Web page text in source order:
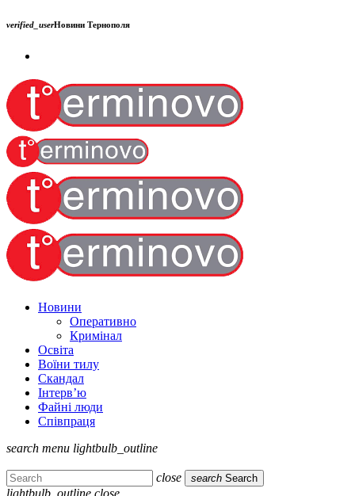
verified_userНовини Тернополя
Новини
Оперативно
Кримінал
Освіта
Воїни тилу
Скандал
Інтерв’ю
Файні люди
Співпраця
search menu lightbulb_outline
close search Search
lightbulb_outline close